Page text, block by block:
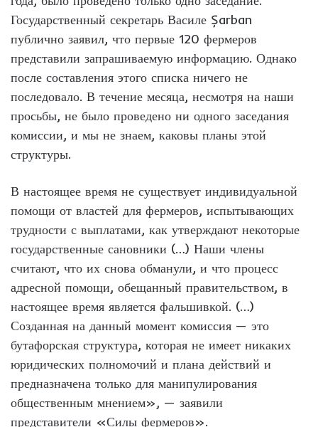
Государственный секретарь Василе Șarban
публично заявил, что первые 120 фермеров
представили запрашиваемую информацию. Однако
после составления этого списка ничего не
последовало. В течение месяца, несмотря на наши
просьбы, не было проведено ни одного заседания
комиссии, и мы не знаем, каковы планы этой
структуры.
В настоящее время не существует индивидуальной
помощи от властей для фермеров, испытывающих
трудности с выплатами, как утверждают некоторые
государственные сановники (…) Наши члены
считают, что их снова обманули, и что процесс
адресной помощи, обещанный правительством, в
настоящее время является фальшивкой. (…)
Созданная на данный момент комиссия — это
бутафорская структура, которая не имеет никаких
юридических полномочий и плана действий и
предназначена только для манипулирования
общественным мнением», — заявили
представители «Силы фермеров».